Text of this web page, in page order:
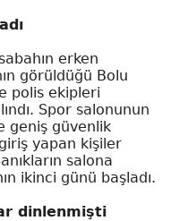
erken
görüldüğü Bolu
polis ekipleri
Spor salonunun
geniş güvenlik
yapan kişiler
salona
ikinci günü başladı.
dinlenmişti